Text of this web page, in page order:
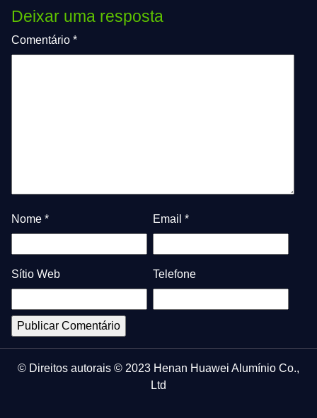
Deixar uma resposta
Comentário *
Nome * Email *
Sítio Web Telefone
© Direitos autorais © 2023 Henan Huawei Alumínio Co.,
Ltd